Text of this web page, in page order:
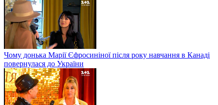
Чому донька Марії Єфросиніної після року навчання в Канаді
повернулася до України